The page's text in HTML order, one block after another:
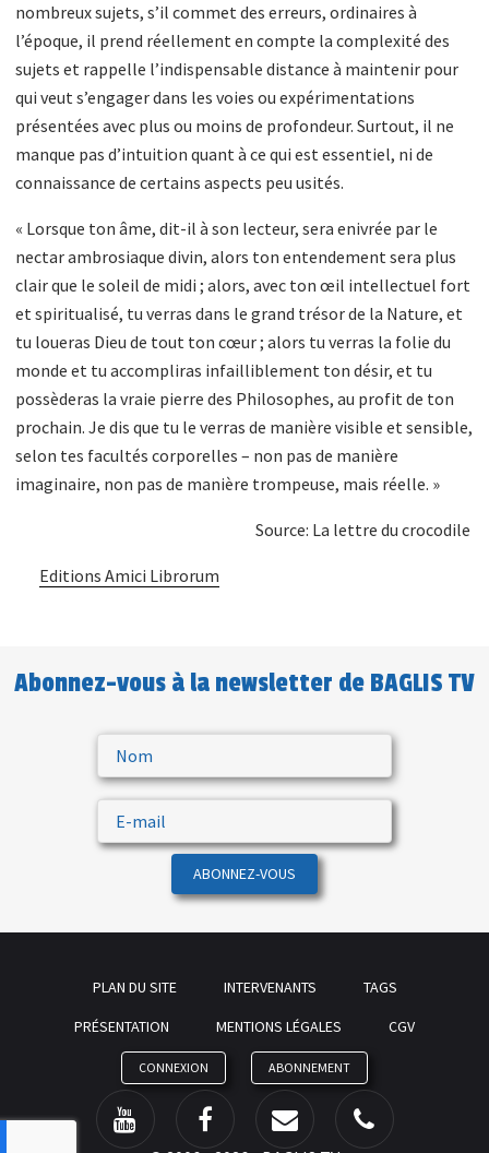
nombreux sujets, s’il commet des erreurs, ordinaires à
l’époque, il prend réellement en compte la complexité des
sujets et rappelle l’indispensable distance à maintenir pour
qui veut s’engager dans les voies ou expérimentations
présentées avec plus ou moins de profondeur. Surtout, il ne
manque pas d’intuition quant à ce qui est essentiel, ni de
connaissance de certains aspects peu usités.
« Lorsque ton âme, dit-il à son lecteur, sera enivrée par le
nectar ambrosiaque divin, alors ton entendement sera plus
clair que le soleil de midi ; alors, avec ton œil intellectuel fort
et spiritualisé, tu verras dans le grand trésor de la Nature, et
tu loueras Dieu de tout ton cœur ; alors tu verras la folie du
monde et tu accompliras infailliblement ton désir, et tu
possèderas la vraie pierre des Philosophes, au profit de ton
prochain. Je dis que tu le verras de manière visible et sensible,
selon tes facultés corporelles – non pas de manière
imaginaire, non pas de manière trompeuse, mais réelle. »
Source: La lettre du crocodile
Editions Amici Librorum
Abonnez-vous à la newsletter de BAGLIS TV
ABONNEZ-VOUS
PLAN DU SITE INTERVENANTS
TAGS
PRÉSENTATION
MENTIONS LÉGALES CGV
CONNEXION ABONNEMENT